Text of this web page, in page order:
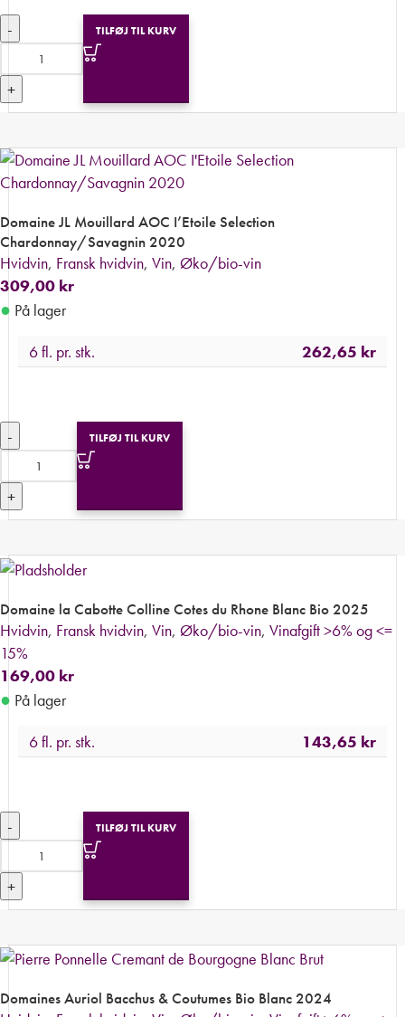
-
+
TILFØJ TIL KURV
Domaine JL Mouillard AOC I’Etoile Selection
Chardonnay/Savagnin 2020
Hvidvin, Fransk hvidvin, Vin, Øko/bio-vin
309,00 kr
● På lager
6 fl. pr. stk.
262,65 kr
-
+
TILFØJ TIL KURV
Domaine la Cabotte Colline Cotes du Rhone Blanc Bio 2025
Hvidvin, Fransk hvidvin, Vin, Øko/bio-vin, Vinafgift >6% og <=
15%
169,00 kr
● På lager
6 fl. pr. stk.
143,65 kr
-
+
TILFØJ TIL KURV
Domaines Auriol Bacchus & Coutumes Bio Blanc 2024